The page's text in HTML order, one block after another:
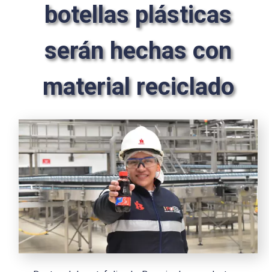
botellas plásticas
serán hechas con
material reciclado